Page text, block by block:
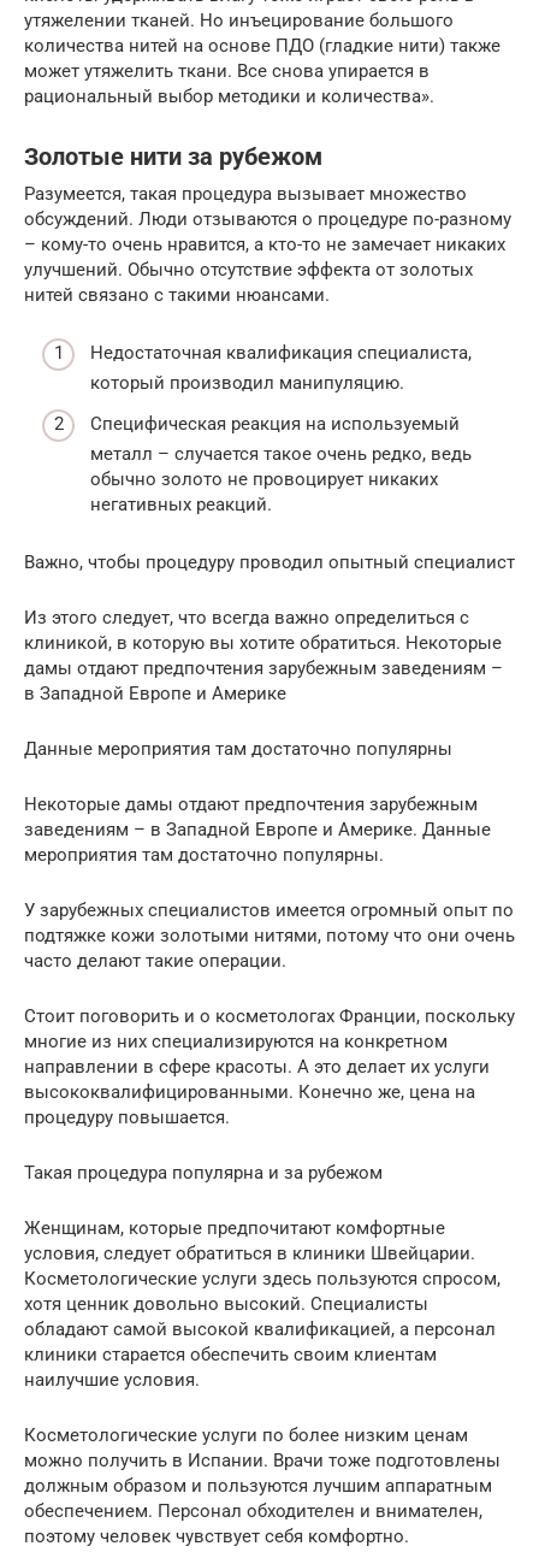
утяжелении тканей. Но инъецирование большого
количества нитей на основе ПДО (гладкие нити) также
может утяжелить ткани. Все снова упирается в
рациональный выбор методики и количества».
Золотые нити за рубежом
Разумеется, такая процедура вызывает множество
обсуждений. Люди отзываются о процедуре по-разному
– кому-то очень нравится, а кто-то не замечает никаких
улучшений. Обычно отсутствие эффекта от золотых
нитей связано с такими нюансами.
Недостаточная квалификация специалиста,
который производил манипуляцию.
Специфическая реакция на используемый
металл – случается такое очень редко, ведь
обычно золото не провоцирует никаких
негативных реакций.
Важно, чтобы процедуру проводил опытный специалист
Из этого следует, что всегда важно определиться с
клиникой, в которую вы хотите обратиться. Некоторые
дамы отдают предпочтения зарубежным заведениям –
в Западной Европе и Америке
Данные мероприятия там достаточно популярны
Некоторые дамы отдают предпочтения зарубежным
заведениям – в Западной Европе и Америке. Данные
мероприятия там достаточно популярны.
У зарубежных специалистов имеется огромный опыт по
подтяжке кожи золотыми нитями, потому что они очень
часто делают такие операции.
Стоит поговорить и о косметологах Франции, поскольку
многие из них специализируются на конкретном
направлении в сфере красоты. А это делает их услуги
высококвалифицированными. Конечно же, цена на
процедуру повышается.
Такая процедура популярна и за рубежом
Женщинам, которые предпочитают комфортные
условия, следует обратиться в клиники Швейцарии.
Косметологические услуги здесь пользуются спросом,
хотя ценник довольно высокий. Специалисты
обладают самой высокой квалификацией, а персонал
клиники старается обеспечить своим клиентам
наилучшие условия.
Косметологические услуги по более низким ценам
можно получить в Испании. Врачи тоже подготовлены
должным образом и пользуются лучшим аппаратным
обеспечением. Персонал обходителен и внимателен,
поэтому человек чувствует себя комфортно.